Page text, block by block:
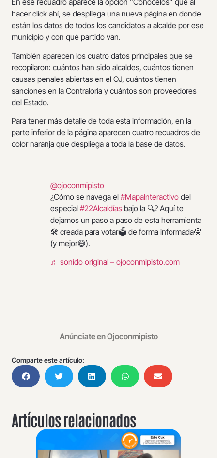
En ese recuadro aparece la opción “Conócelos” que al
hacer click ahí, se despliega una nueva página en donde
están los datos de todos los candidatos a alcalde por ese
municipio y con qué partido van.
También aparecen los cuatro datos principales que se
recopilaron: cuántos han sido alcaldes, cuántos tienen
causas penales abiertas en el OJ, cuántos tienen
sanciones en la Contraloría y cuántos son proveedores
del Estado.
Para tener más detalle de toda esta información, en la
parte inferior de la página aparecen cuatro recuadros de
color naranja que despliega a toda la base de datos.
@ojoconmipisto
¿Cómo se navega el #MapaInteractivo del
especial #22Alcaldías bajo la 🔍? Aquí te
dejamos un paso a paso de esta herramienta
🛠️ creada para votar🗳️ de forma informada🤓
(y mejor😅).
♬ sonido original – ojoconmipisto.com
Anúnciate en Ojoconmipisto
Comparte este artículo:
Artículos relacionados